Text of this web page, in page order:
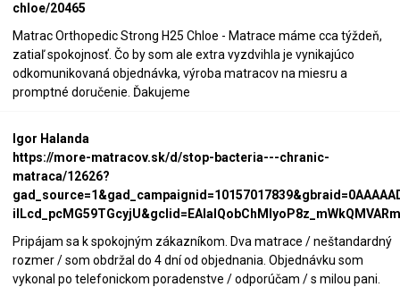
chloe/20465
Matrac Orthopedic Strong H25 Chloe - Matrace máme cca týždeň,
zatiaľ spokojnosť. Čo by som ale extra vyzdvihla je vynikajúco
odkomunikovaná objednávka, výroba matracov na miesru a
promptné doručenie. Ďakujeme
Igor Halanda
https://more-matracov.sk/d/stop-bacteria---chranic-
matraca/12626?
Pripájam sa k spokojným zákazníkom. Dva matrace / neštandardný
rozmer / som obdržal do 4 dní od objednania. Objednávku som
vykonal po telefonickom poradenstve / odporúčam / s milou pani.